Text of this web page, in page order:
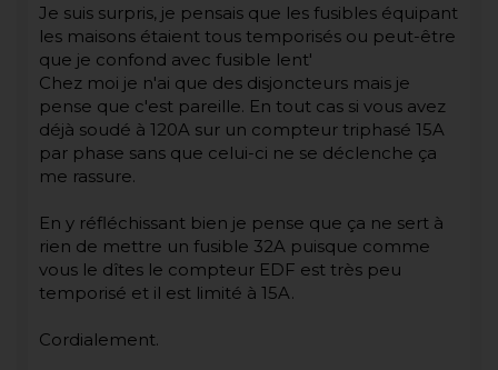
Je suis surpris, je pensais que les fusibles équipant
les maisons étaient tous temporisés ou peut-être
que je confond avec fusible lent'
Chez moi je n'ai que des disjoncteurs mais je
pense que c'est pareille. En tout cas si vous avez
déjà soudé à 120A sur un compteur triphasé 15A
par phase sans que celui-ci ne se déclenche ça
me rassure.
En y réfléchissant bien je pense que ça ne sert à
rien de mettre un fusible 32A puisque comme
vous le dîtes le compteur EDF est très peu
temporisé et il est limité à 15A.
Cordialement.